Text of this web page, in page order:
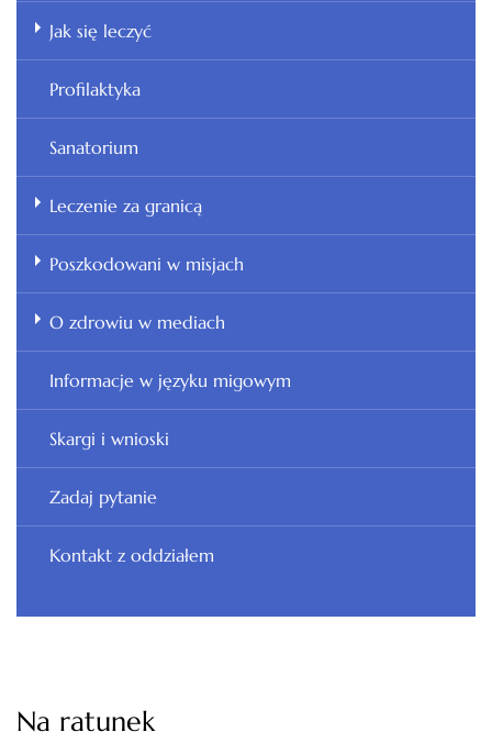
Jak się leczyć
Profilaktyka
Sanatorium
Leczenie za granicą
Poszkodowani w misjach
O zdrowiu w mediach
Informacje w języku migowym
Skargi i wnioski
Zadaj pytanie
Kontakt z oddziałem
Na ratunek